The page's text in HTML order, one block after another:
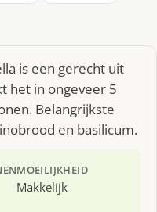
is een gerecht uit
het in ongeveer 5
Belangrijkste
en basilicum.
MOEILIJKHEID
Makkelijk